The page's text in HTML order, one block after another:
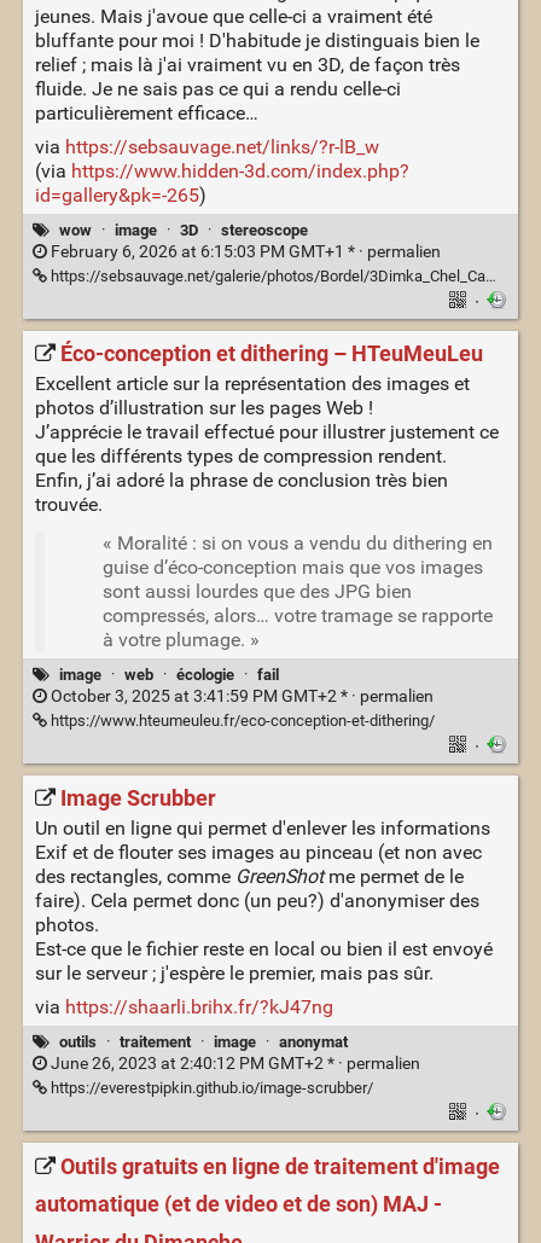
jeunes. Mais j'avoue que celle-ci a vraiment été
bluffante pour moi ! D'habitude je distinguais bien le
relief ; mais là j'ai vraiment vu en 3D, de façon très
fluide. Je ne sais pas ce qui a rendu celle-ci
particulièrement efficace…
via https://sebsauvage.net/links/?r-lB_w
(via https://www.hidden-3d.com/index.php?
id=gallery&pk=-265)
wow · image · 3D · stereoscope
February 6, 2026 at 6:15:03 PM GMT+1 * · permalien
https://sebsauvage.net/galerie/photos/Bordel/3Dimka_Chel_Camel.jpg
·
Éco-conception et dithering – HTeuMeuLeu
Excellent article sur la représentation des images et
photos d’illustration sur les pages Web !
J’apprécie le travail effectué pour illustrer justement ce
que les différents types de compression rendent.
Enfin, j’ai adoré la phrase de conclusion très bien
trouvée.
« Moralité : si on vous a vendu du dithering en
guise d’éco-conception mais que vos images
sont aussi lourdes que des JPG bien
compressés, alors… votre tramage se rapporte
à votre plumage. »
image · web · écologie · fail
October 3, 2025 at 3:41:59 PM GMT+2 * · permalien
https://www.hteumeuleu.fr/eco-conception-et-dithering/
·
Image Scrubber
Un outil en ligne qui permet d'enlever les informations
Exif et de flouter ses images au pinceau (et non avec
des rectangles, comme GreenShotme permet de le
faire). Cela permet donc (un peu?) d'anonymiser des
photos.
Est-ce que le fichier reste en local ou bien il est envoyé
sur le serveur ; j'espère le premier, mais pas sûr.
via https://shaarli.brihx.fr/?kJ47ng
outils · traitement · image · anonymat
June 26, 2023 at 2:40:12 PM GMT+2 * · permalien
https://everestpipkin.github.io/image-scrubber/
·
Outils gratuits en ligne de traitement d'image
automatique (et de video et de son) MAJ -